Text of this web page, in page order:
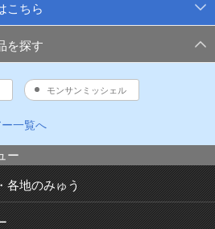
こちら
を探す
モンサンミッシェル
一覧へ
ー
各地のみゅう